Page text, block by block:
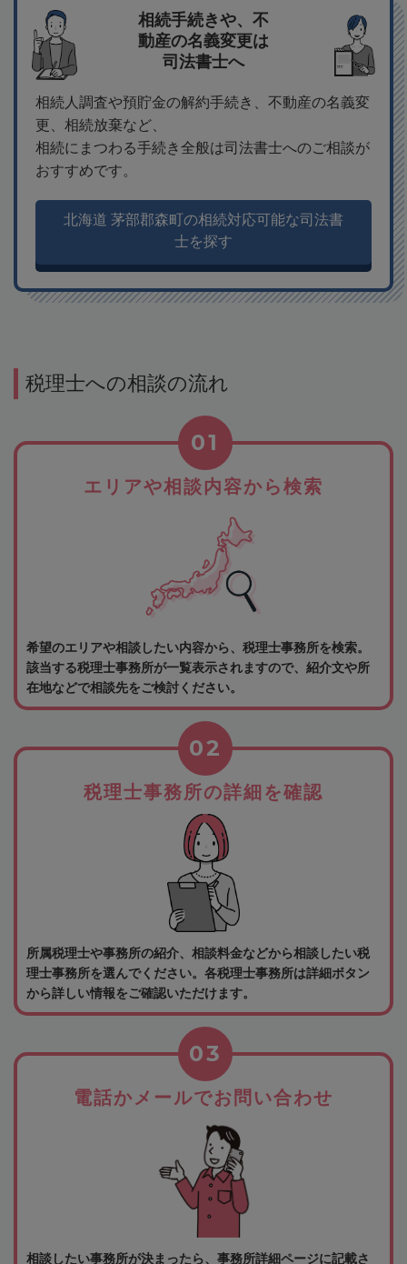
相続手続きや、不
動産の名義変更は
司法書士へ
相続人調査や預貯金の解約手続き、不動産の名義変
更、相続放棄など、
相続にまつわる手続き全般は司法書士へのご相談が
おすすめです。
北海道 茅部郡森町の相続対応可能な司法書
士を探す
税理士への相談の流れ
エリアや相談内容から検索
01
希望のエリアや相談したい内容から、税理士事務所を検索。
該当する税理士事務所が一覧表示されますので、紹介文や所
在地などで相談先をご検討ください。
税理士事務所の詳細を確認
02
所属税理士や事務所の紹介、相談料金などから相談したい税
理士事務所を選んでください。各税理士事務所は詳細ボタン
から詳しい情報をご確認いただけます。
電話かメールでお問い合わせ
03
相談したい事務所が決まったら、事務所詳細ページに記載さ